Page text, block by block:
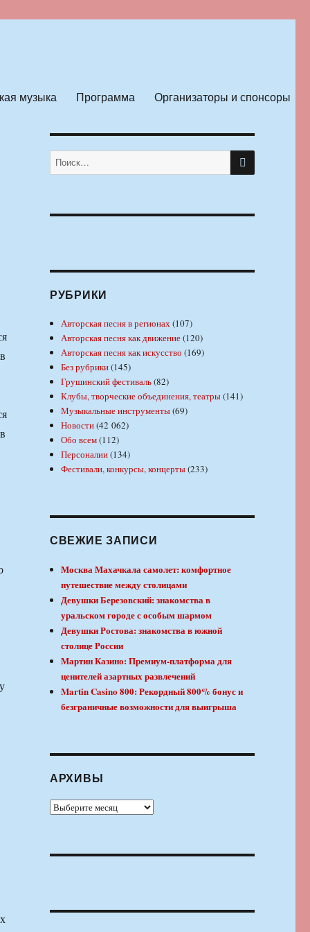
музыка Программа Организаторы и спонсоры
Искать: ПОИСК
РУБРИКИ
Авторская песня в регионах(107)
Авторская песня как движение(120)
Авторская песня как искусство (169)
Без рубрики(145)
Грушинский фестиваль(82)
Клубы, творческие объединения, театры(141)
Музыкальные инструменты(69)
Новости(42 062)
Обо всем(112)
Персоналии(134)
Фестивали, конкурсы, концерты(233)
СВЕЖИЕ ЗАПИСИ
Москва Махачкала самолет: комфортное
путешествие между столицами
Девушки Березовский: знакомства в
уральском городе с особым шармом
Девушки Ростова: знакомства в южной
столице России
Мартин Казино: Премиум-платформа для
ценителей азартных развлечений
Martin Casino 800: Рекордный 800% бонус и
безграничные возможности для выигрыша
АРХИВЫ
Архивы